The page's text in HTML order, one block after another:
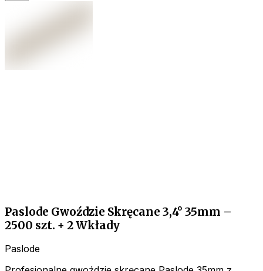
Paslode Gwoździe Skręcane 3,4° 35mm –
2500 szt. + 2 Wkłady
Paslode